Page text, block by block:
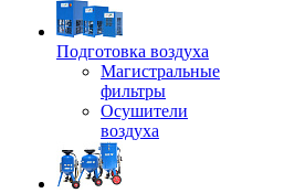
Подготовка воздуха
Магистральные
фильтры
Осушители
воздуха